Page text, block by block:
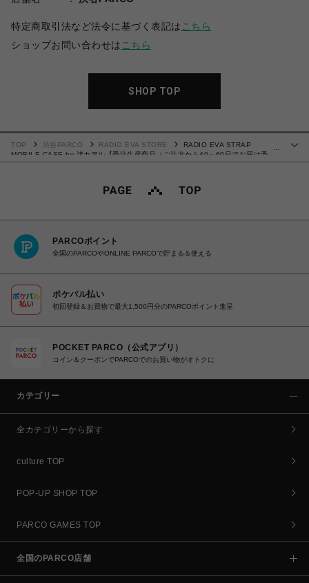
特定商取引法など法令に基づく表記は こちら
ショップお問い合わせは こちら
SHOP TOP
TOP 渋谷PARCO RADIO EVA STORE
RADIO EVA STRAP
MOBILE CASE by 渚カヲル【受注生産商品（ご注文から40～60日でお届け予
定）】
PARCOポイント
全国のPARCOやONLINE PARCOで貯まる＆使える
ポケパル払い
初回登録＆お買物で最大1,500円分のPARCOポイント進呈
POCKET PARCO（公式アプリ）
コイン＆クーポンでPARCOでのお買い物がオトクに
カテゴリー
全カテゴリーから探す
culture TOP
POP-UP SHOP TOP
PARCO GAMES TOP
全国のPARCO店舗